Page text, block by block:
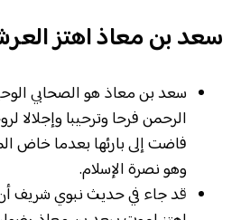
سعد بن معاذ اهتز
سعد بن معاذ هو الصحابي
الرحمن فرحا وترحيبا وإجلالا
فاضت إلى بارئها بعدما خاض
وهو نصرة الإسلام.
قد جاء في حديث نبوي شريف